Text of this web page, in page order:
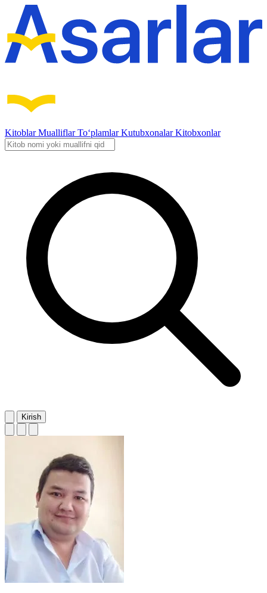
KitoblarMualliflarTo‘plamlarKutubxonalarKitobxonlar
Kirish